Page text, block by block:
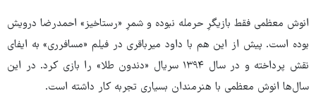
انوش معظمی فقط بازیگرِ حرمله نبوده و شمرِ «رستاخیز» احمدرضا درویش
بوده است. پیش از این هم با داود میرباقری در فیلم «مسافرری» به ایفای
نقش پرداخته و در سال ۱۳۹۴ سریال «دندون طلا» را بازی کرد. در این
سال‌ها انوش معظمی با هنرمندان بسیاری تجربه‌ کار داشته است.